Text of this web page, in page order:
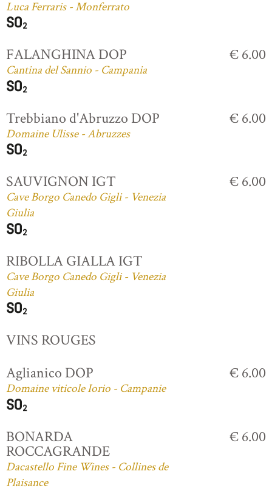
Luca Ferraris - Monferrato
FALANGHINA DOP
Cantina del Sannio - Campania
€ 6.00
Trebbiano d'Abruzzo DOP
Domaine Ulisse - Abruzzes
€ 6.00
SAUVIGNON IGT
Cave Borgo Canedo Gigli - Venezia
Giulia
€ 6.00
RIBOLLA GIALLA IGT
Cave Borgo Canedo Gigli - Venezia
Giulia
VINS ROUGES
Aglianico DOP
Domaine viticole Iorio - Campanie
€ 6.00
BONARDA
ROCCAGRANDE
Dacastello Fine Wines - Collines de
Plaisance
€ 6.00